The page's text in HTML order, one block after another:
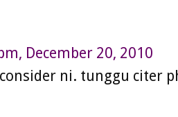
December 20, 2010
ni. tunggu citer